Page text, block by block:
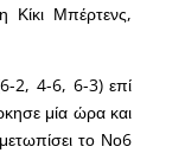
Κίκι Μπέρτενς,
2, 4-6, 6-3) επί
μία ώρα και
το Νο6